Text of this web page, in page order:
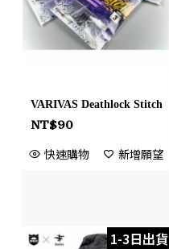
VARIVAS Deathlock Stitch
NT$90
快速購物 新增願望
1-3日出貨